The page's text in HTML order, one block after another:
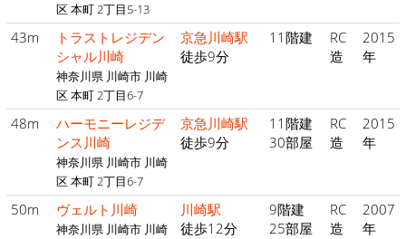
区 本町 2丁目5-13
43m
トラストレジデン
シャル川崎
神奈川県 川崎市 川崎
区 本町 2丁目6-7
京急川崎駅
徒歩9分
11階建
RC
造
2015
年
48m
ハーモニーレジデ
ンス川崎
神奈川県 川崎市 川崎
区 本町 2丁目6-7
京急川崎駅
徒歩9分
11階建
30部屋
RC
造
2015
年
50m ヴェルト川崎
神奈川県 川崎市 川崎
川崎駅
徒歩12分
9階建
25部屋
RC
造
2007
年